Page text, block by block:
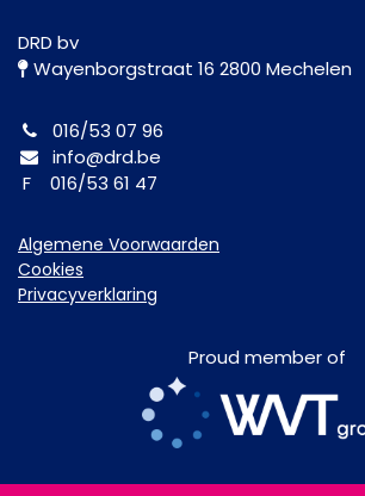
DRD bv
Wayenborgstraat 16 2800 Mechelen
016/53 07 96
info@drd.be
F 016/53 61 47
Algemene Voorwaarden
Cookies
Privacyverklaring
Proud member of